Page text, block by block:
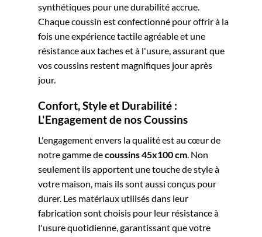
synthétiques pour une durabilité accrue.
Chaque coussin est confectionné pour offrir à la
fois une expérience tactile agréable et une
résistance aux taches et à l'usure, assurant que
vos coussins restent magnifiques jour après
jour.
Confort, Style et Durabilité :
L'Engagement de nos Coussins
L'engagement envers la qualité est au cœur de
notre gamme decoussins 45x100 cm. Non
seulement ils apportent une touche de style à
votre maison, mais ils sont aussi conçus pour
durer. Les matériaux utilisés dans leur
fabrication sont choisis pour leur résistance à
l'usure quotidienne, garantissant que votre